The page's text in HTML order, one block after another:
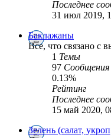
Последнее
31 июл 2019,
Баклажаны
Все, что связано с
1 Темы
97 Сообщения
0.13%
Рейтинг
Последнее
15 май 2020,
Зелень (салат,